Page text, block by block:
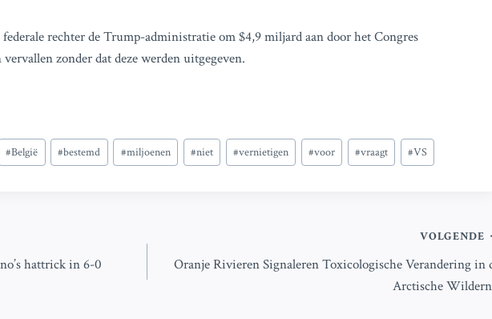
federale rechter de Trump-administratie om $4,9 miljard aan door het Congres
zonder dat deze werden uitgegeven.
#België #bestemd #miljoenen #niet #vernietigen #voor #vraagt #VS
hattrick in 6-0
VOLGENDE
Oranje Rivieren Signaleren Toxicologische Verandering in
Arctische